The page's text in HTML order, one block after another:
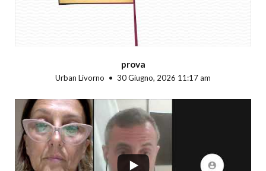
prova
Urban Livorno 30 Giugno, 2026 11:17 am